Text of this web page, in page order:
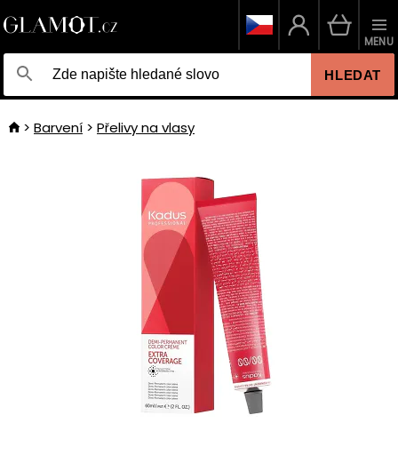
HLEDAT
MENU
Barvení Přelivy na vlasy